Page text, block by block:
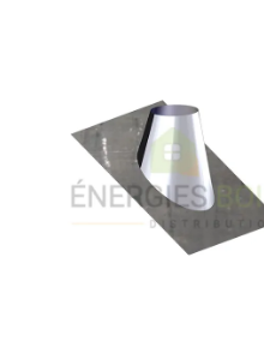
Conduit de fumées